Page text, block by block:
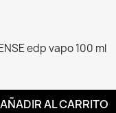
edp vapo 100 ml
AÑADIR AL CARRITO